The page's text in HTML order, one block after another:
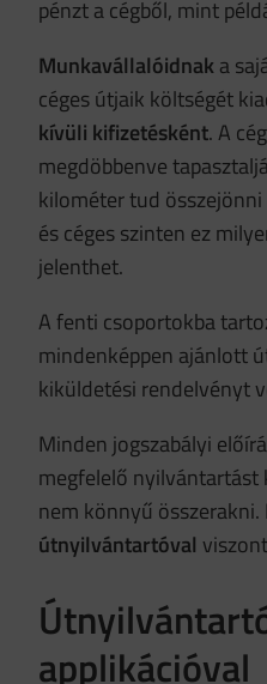
pénzt a cégből, mint
Munkavállalóidnaka
céges útjaik költségét
kívüli kifizetésként. A
megdöbbenve
kilométer tud
és céges szinten ez
jelenthet.
A fenti csoportokba
mindenképpen ajánlott
kiküldetési rendelvényt
Minden jogszabályi
megfelelő nyilvántartást
nem könnyű összerakni.
útnyilvántartóval viszont
applikációval